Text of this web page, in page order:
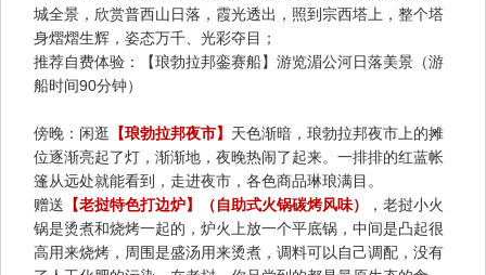
城全景，欣赏普西山日落，霞光透出，照到宗西塔上，整个塔
身熠熠生辉，姿态万千、光彩夺目；
推荐自费体验：【琅勃拉邦銮赛船】游览湄公河日落美景（游
船时间90分钟）
傍晚：闲逛 【琅勃拉邦夜市】 天色渐暗，琅勃拉邦夜市上的摊
位逐渐亮起了灯，渐渐地，夜晚热闹了起来。一排排的红蓝帐
篷从远处就能看到，走进夜市，各色商品琳琅满目。
赠送 【老挝特色打边炉】（自助式火锅碳烤风味）
，老挝小火
锅是烫煮和烧烤一起的，炉火上放一个平底锅，中间是凸起很
高用来烧烤，周围是盛汤用来烫煮，调料可以自己调配，没有